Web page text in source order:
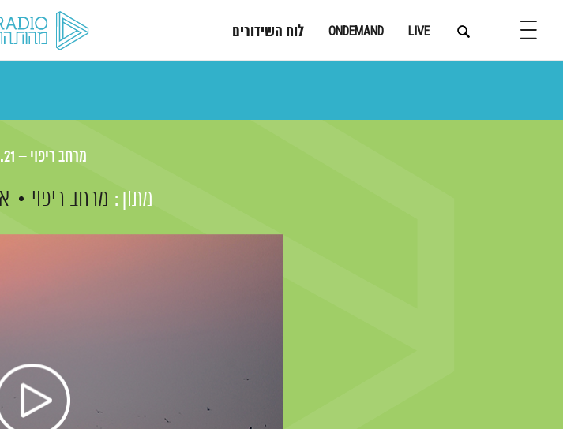
LIVE
ONDEMAND לוח השידורים
מרחב ריפוי – 19.2.21
מתוך: מרחב ריפוי